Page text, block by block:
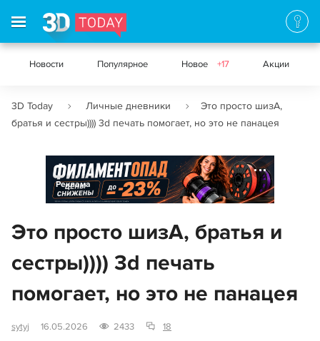
Новости Популярное Новое +17 Акции
3D Today Личные дневники
Это просто шизА,
братья и сестры)))) 3d печать помогает, но это не панацея
Реклама
Это просто шизА, братья и
сестры)))) 3d печать
помогает, но это не панацея
sytyj 16.05.2026 2433 18